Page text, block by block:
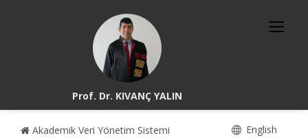
Prof. Dr. KIVANÇ YALIN
Akademik Veri Yönetim Sistemi English